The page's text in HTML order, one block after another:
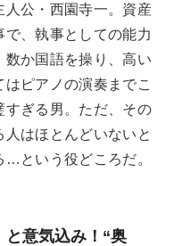
人公・西園寺一。資産
、執事としての能力
数か国語を操り、高い
ピアノの演奏までこ
すぎる男。ただ、その
はほとんどいないと
…という役どころだ。
意気込み！“奥